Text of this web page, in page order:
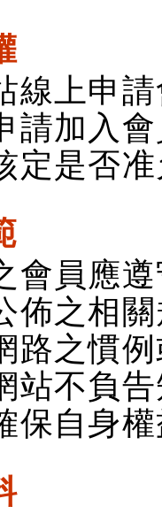
線上申
請加入
定是否
會員應
佈之相
路之慣
站不負
保自身